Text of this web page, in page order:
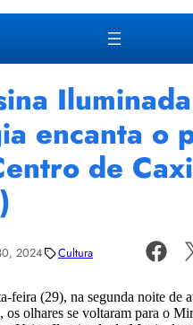
encanta o
de
2024 Cultura
feira (29), na segunda noite de
os olhares se voltaram para o